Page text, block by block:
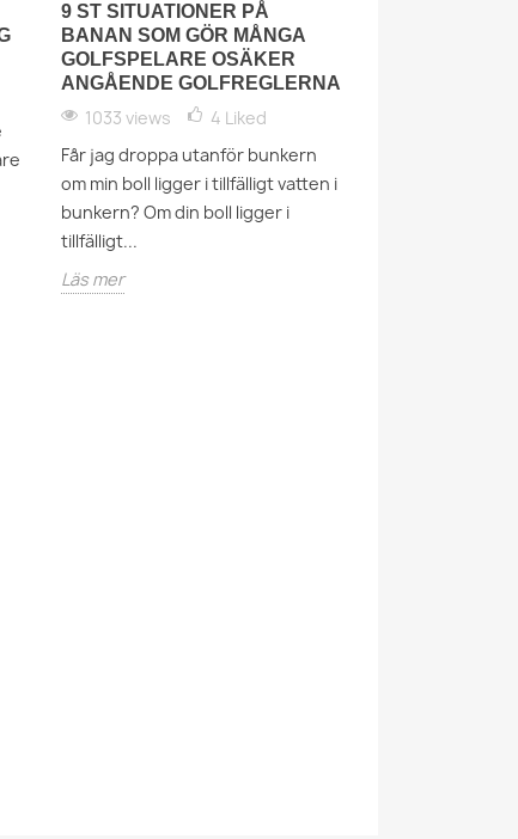
9 ST SITUATIONER PÅ
BANAN SOM GÖR MÅNGA
GOLFSPELARE OSÄKER
ANGÅENDE GOLFREGLERNA
1033 views 4 Liked
Får jag droppa utanför bunkern
om min boll ligger i tillfälligt vatten i
bunkern? Om din boll ligger i
tillfälligt...
Läs mer